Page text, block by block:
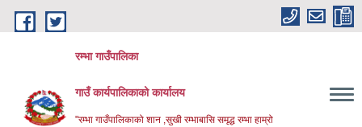
Skip to main content
रम्भा गाउँपालिका
गाउँ कार्यपालिकाको कार्यालय
"रम्भा गाउँपालिकाको शान ,सुखी रम्भाबासि समृद्ध रम्भा हाम्रो